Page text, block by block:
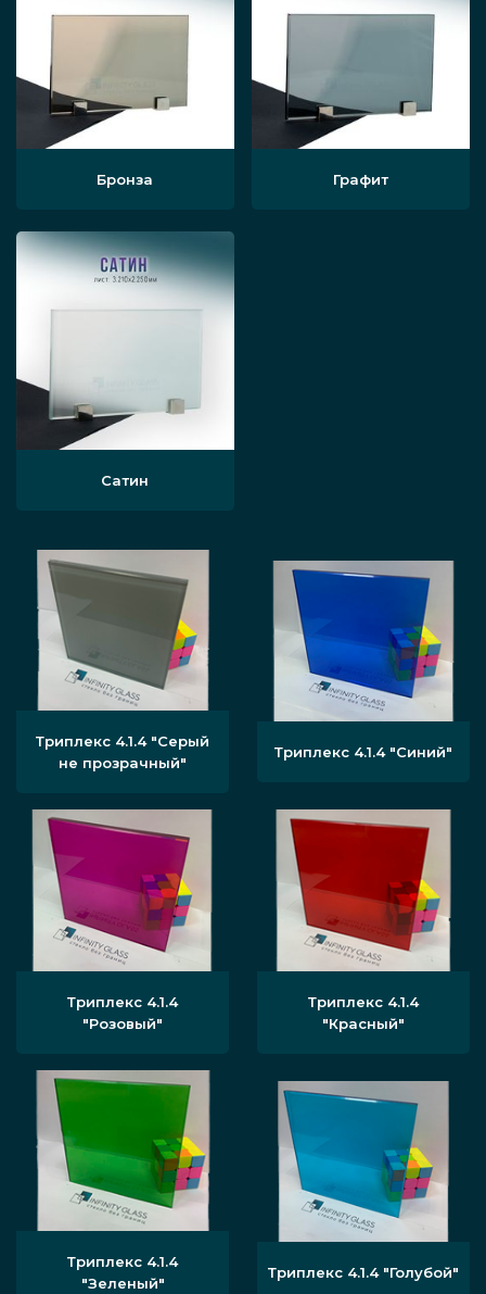
Бронза Графит
Сатин
Триплекс 4.1.4 "Серый
не прозрачный"
Триплекс 4.1.4 "Синий"
Триплекс 4.1.4
"Розовый"
Триплекс 4.1.4
"Красный"
Триплекс 4.1.4
"Зеленый"
Триплекс 4.1.4 "Голубой"